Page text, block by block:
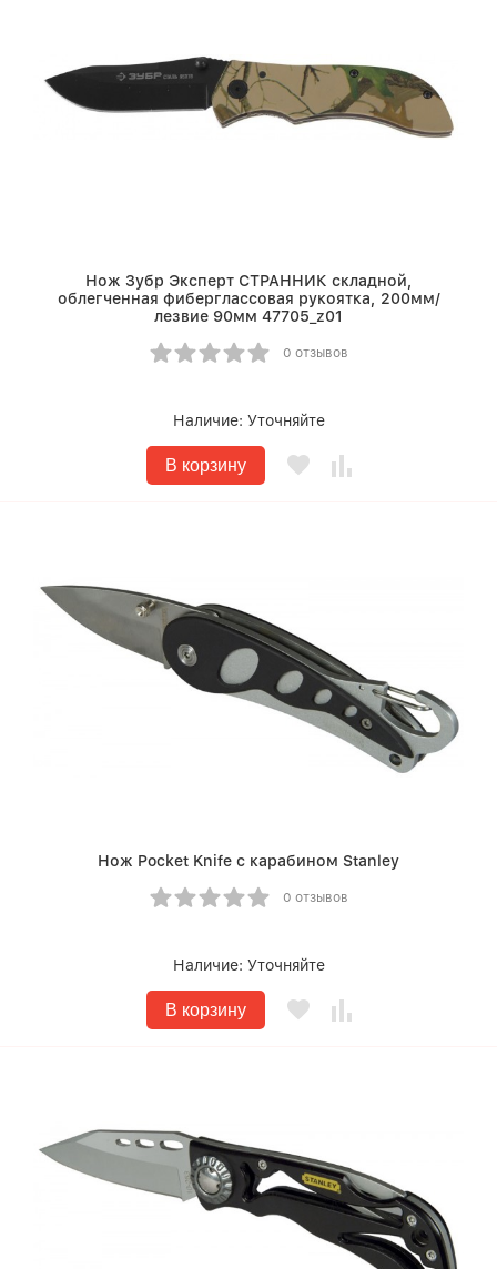
Нож Зубр Эксперт СТРАННИК складной,
облегченная фиберглассовая рукоятка, 200мм/
лезвие 90мм 47705_z01
0 отзывов
Наличие: Уточняйте
В корзину
Нож Pocket Knife с карабином Stanley
0 отзывов
Наличие: Уточняйте
В корзину